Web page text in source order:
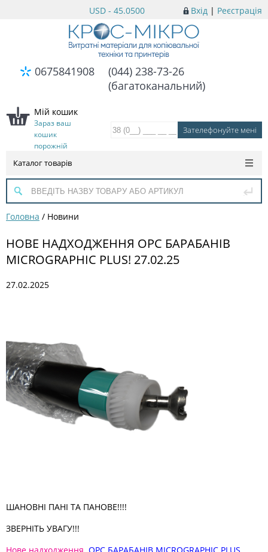
Вхід | Реєстрація
USD - 45.0500
0675841908
(044) 238-73-26
(багатоканальний)
Мій кошик
Зараз ваш
кошик
порожній
Каталог товарів
Головна / Новини
НОВЕ НАДХОДЖЕННЯ OPC БАРАБАНІВ
MICROGRAPHIC PLUS! 27.02.25
27.02.2025
ШАНОВНІ ПАНI ТА ПАНОВЕ!!!!
ЗВЕРНІТЬ УВАГУ!!!
Нове надходження OPC БАРАБАНІВ MICROGRAPHIC PLUS